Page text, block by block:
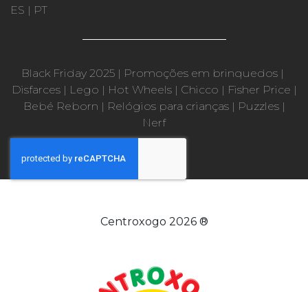
ES | PT
Black Friday 2025 | Promoções em brinquedos |
Disfarces| Lego | Hot Wheels| Chicco | Fisher Price |
Bebé Reborn | Relógios para crianças| Puzzles|
Nerf
Centroxogo 2026 ®